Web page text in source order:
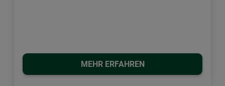
MEHR ERFAHREN